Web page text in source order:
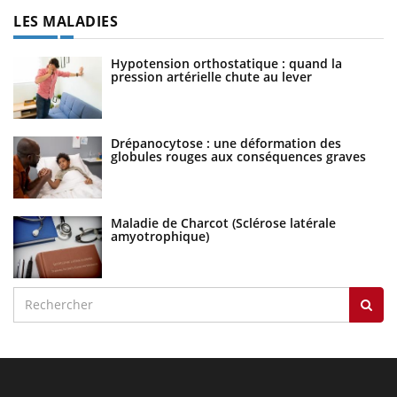
LES MALADIES
Hypotension orthostatique : quand la
pression artérielle chute au lever
Drépanocytose : une déformation des
globules rouges aux conséquences graves
Maladie de Charcot (Sclérose latérale
amyotrophique)